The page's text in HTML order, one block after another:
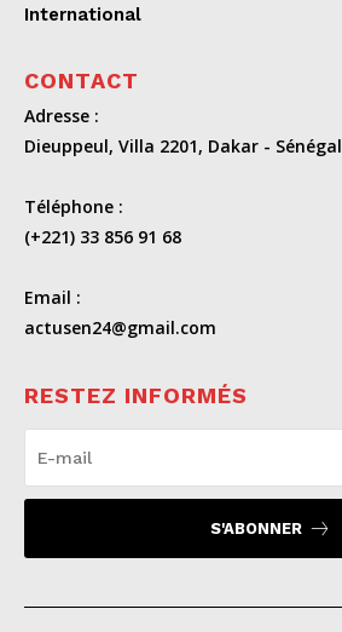
International
CONTACT
Adresse :
Dieuppeul, Villa 2201, Dakar - Sénégal
Téléphone :
(+221) 33 856 91 68
Email :
actusen24@gmail.com
RESTEZ INFORMÉS
S'ABONNER